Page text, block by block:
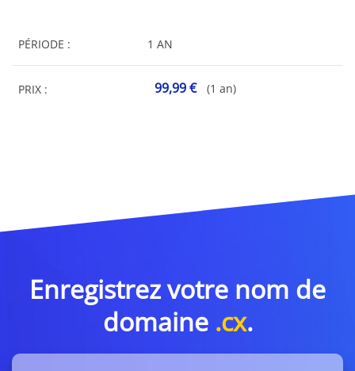
PÉRIODE : 1 AN
PRIX : 99,99 € (1 an)
Enregistrez votre nom de
domaine .cx.